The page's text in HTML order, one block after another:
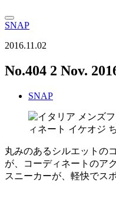
SNAP
2016.11.02
No.404 2 Nov.
SNAP
丸みのあるシルエットの
が、コーディネートのア
スニーカーが、軽快でス